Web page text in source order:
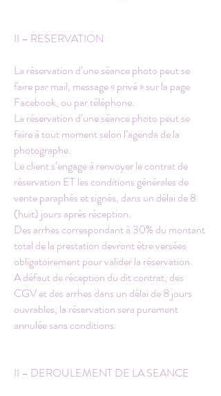
II – RESERVATION
La réservation d’une séance photo peut se
faire par mail, message « privé » sur la page
Facebook, ou par téléphone.
La réservation d’une séance photo peut se
faire à tout moment selon l’agenda de la
photographe.
Le client s’engage à renvoyer le contrat de
réservation ET les conditions générales de
vente paraphés et signés, dans un délai de 8
(huit) jours après réception.
Des arrhes correspondant à 30% du montant
total de la prestation devront être versées
obligatoirement pour valider la réservation.
A défaut de réception du dit contrat, des
CGV et des arrhes dans un délai de 8 jours
ouvrables, la réservation sera purement
annulée sans conditions.
II – DEROULEMENT DE LA SEANCE